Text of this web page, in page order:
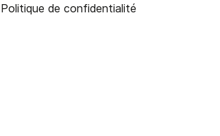
Politique de confidentialité